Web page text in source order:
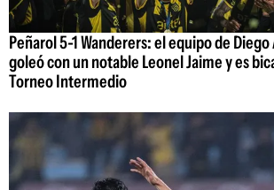
Peñarol 5-1 Wanderers: el equipo de
goleó con un notable Leonel Jaime y es
Torneo Intermedio